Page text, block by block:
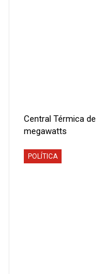
Central Térmica
megawatts
POLÍTICA